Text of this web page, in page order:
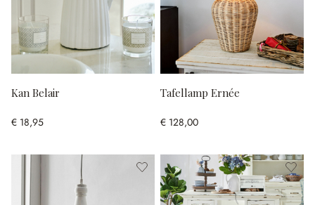
Kan Belair
€ 18,95
Tafellamp Ernée
€ 128,00